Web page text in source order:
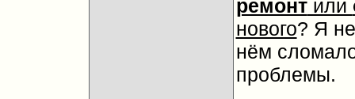
ремонтили
нового? Я
нём
проблемы.